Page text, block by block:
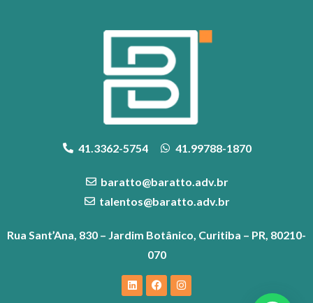
41.3362-5754 41.99788-1870
baratto@baratto.adv.br
talentos@baratto.adv.br
Rua Sant’Ana, 830 – Jardim Botânico, Curitiba – PR, 80210-
070